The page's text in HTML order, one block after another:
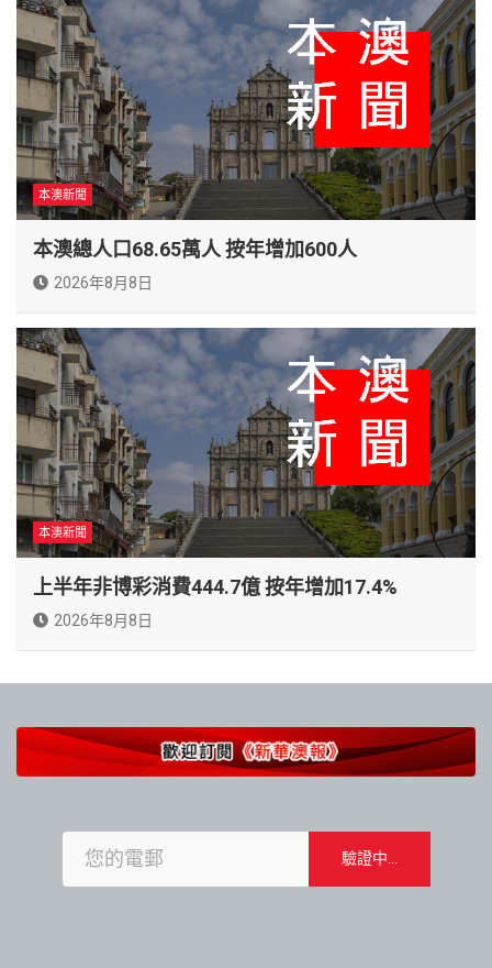
本澳新聞
本澳總人口68.65萬人 按年增加600人
2026年8月8日
本澳新聞
上半年非博彩消費444.7億 按年增加17.4%
2026年8月8日